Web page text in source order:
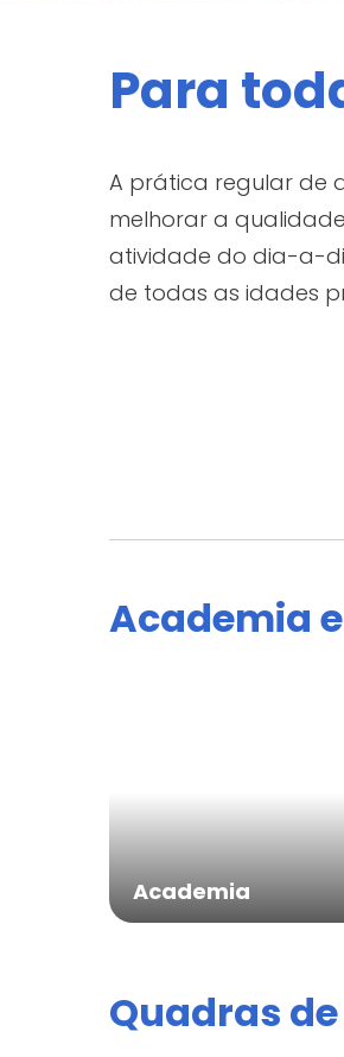
Para
A prática regular de
melhorar a
atividade do dia-a-
de todas as idades
Academia
Academia
Quadras